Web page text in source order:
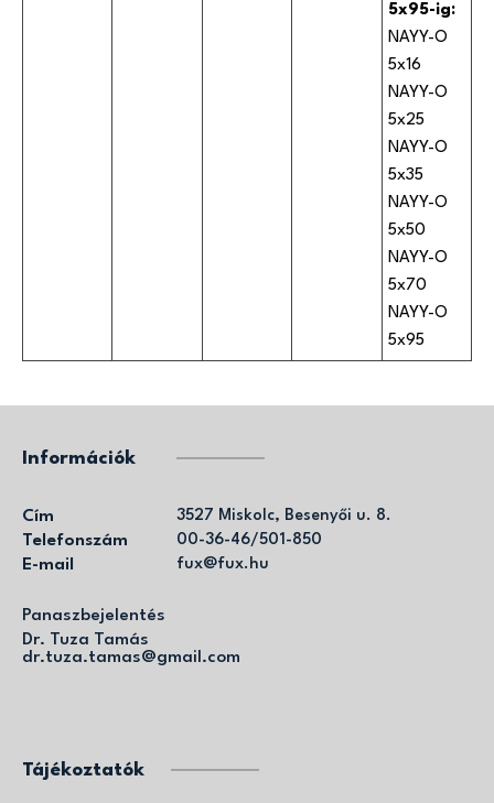
5x95-ig:
NAYY-O
5x16
NAYY-O
5x25
NAYY-O
5x35
NAYY-O
5x50
NAYY-O
5x70
NAYY-O
5x95
Információk
Cím 3527 Miskolc, Besenyői u. 8.
Telefonszám 00-36-46/501-850
E-mail fux@fux.hu
Panaszbejelentés
Dr. Tuza Tamás
dr.tuza.tamas@gmail.com
Tájékoztatók